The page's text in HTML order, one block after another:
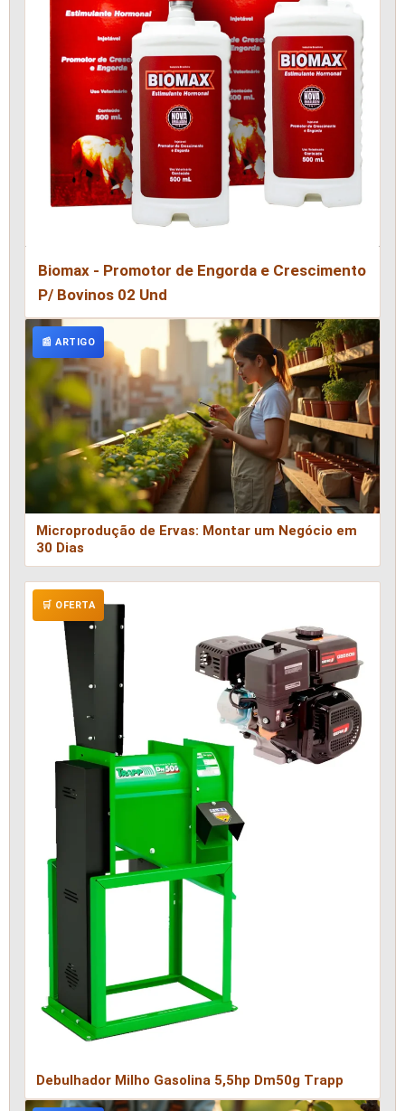
Biomax - Promotor de Engorda e Crescimento
P/ Bovinos 02 Und
📰 ARTIGO
Microprodução de Ervas: Montar um Negócio em
30 Dias
🛒 OFERTA
Debulhador Milho Gasolina 5,5hp Dm50g Trapp